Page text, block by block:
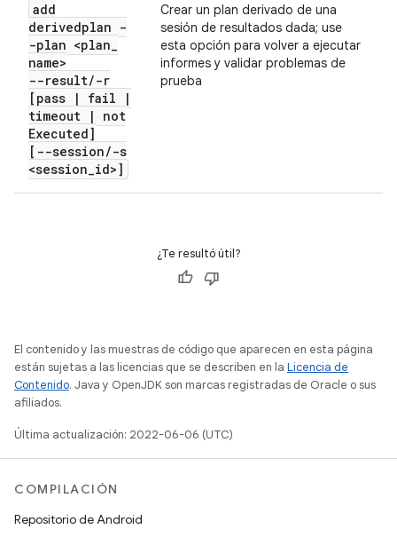
add
derivedplan -
-plan <plan_
name>
--result/-r
[pass
| fail
|
timeout
|
not
Executed]
[--session/-s
<session_id>]
Crear un plan derivado de una
sesión de resultados dada; use
esta opción para volver a ejecutar
informes y validar problemas de
prueba
¿Te resultó útil?
El contenido y las muestras de código que aparecen en esta página
están sujetas a las licencias que se describen en la Licencia de
Contenido. Java y OpenJDK son marcas registradas de Oracle o sus
afiliados.
Última actualización: 2022-06-06 (UTC)
COMPILACIÓN
Repositorio de Android